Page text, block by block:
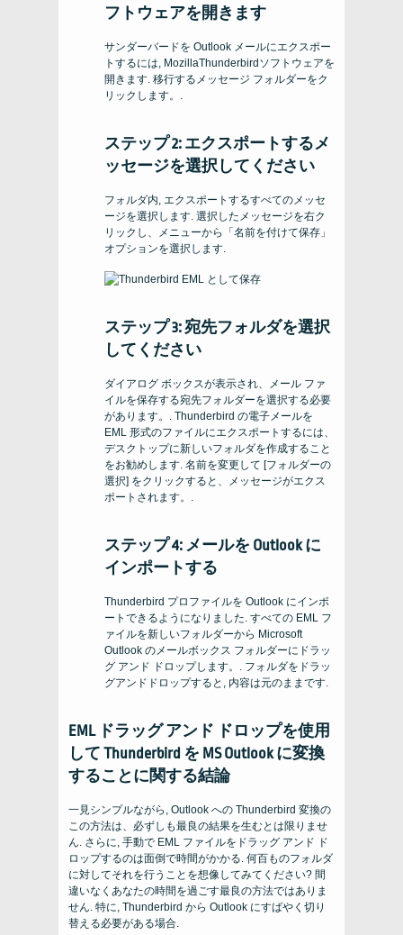
フトウェアを開きます
サンダーバードを Outlook メールにエクスポー
トするには, MozillaThunderbirdソフトウェアを
開きます. 移行するメッセージ フォルダーをク
リックします。.
ステップ 2: エクスポートするメ
ッセージを選択してください
フォルダ内, エクスポートするすべてのメッセ
ージを選択します. 選択したメッセージを右ク
リックし、メニューから「名前を付けて保存」
オプションを選択します.
ステップ 3: 宛先フォルダを選択
してください
ダイアログ ボックスが表示され、メール ファ
イルを保存する宛先フォルダーを選択する必要
があります。. Thunderbird の電子メールを
EML 形式のファイルにエクスポートするには、
デスクトップに新しいフォルダを作成すること
をお勧めします. 名前を変更して [フォルダーの
選択] をクリックすると、メッセージがエクス
ポートされます。.
ステップ 4: メールを Outlook に
インポートする
Thunderbird プロファイルを Outlook にインポ
ートできるようになりました. すべての EML フ
ァイルを新しいフォルダーから Microsoft
Outlook のメールボックス フォルダーにドラッ
グ アンド ドロップします。. フォルダをドラッ
グアンドドロップすると, 内容は元のままです.
EML ドラッグ アンド ドロップを使用
して Thunderbird を MS Outlook に変換
することに関する結論
一見シンプルながら, Outlook への Thunderbird 変換の
この方法は、必ずしも最良の結果を生むとは限りませ
ん. さらに, 手動で EML ファイルをドラッグ アンド ド
ロップするのは面倒で時間がかかる. 何百ものフォルダ
に対してそれを行うことを想像してみてください? 間
違いなくあなたの時間を過ごす最良の方法ではありま
せん. 特に, Thunderbird から Outlook にすばやく切り
替える必要がある場合.